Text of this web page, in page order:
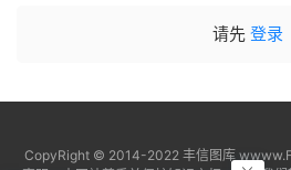
请先 登录
CopyRight © 2014-2022 丰信图库